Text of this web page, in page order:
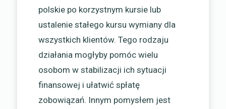
polskie po korzystnym kursie lub
ustalenie stałego kursu wymiany dla
wszystkich klientów. Tego rodzaju
działania mogłyby pomóc wielu
osobom w stabilizacji ich sytuacji
finansowej i ułatwić spłatę
zobowiązań. Innym pomysłem jest